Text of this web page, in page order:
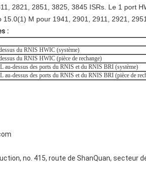
2821, 2851, 3825, 3845 ISRs. Le 1 port
15.0(1) M pour 1941, 2901, 2911, 2921,
:
du RNIS HWIC (système)
du RNIS HWIC (pièce de rechange)
au-dessus des ports du RNIS et du RNIS BRI (système)
au-dessus des ports du RNIS et du RNIS BRI (pièce de
no. 415, route de ShanQuan, secteur